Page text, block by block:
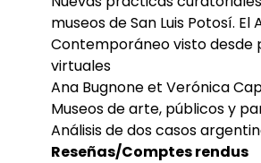
museos de San Luis Potosí. El
Contemporáneo visto desde
virtuales
Ana Bugnone et Verónica
Museos de arte, públicos y
Análisis de dos casos
Reseñas/Comptes rendus